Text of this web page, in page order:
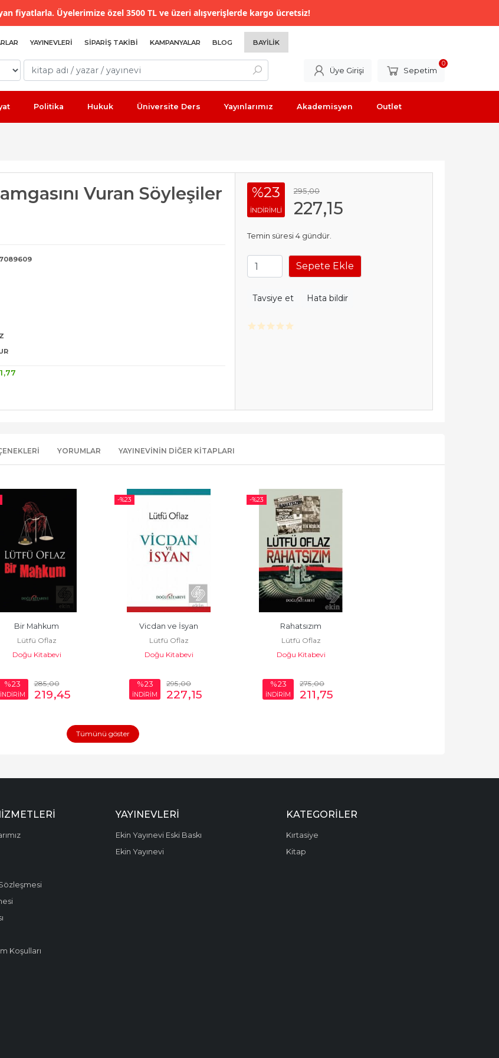
fiyatlarla. Üyelerimize özel 3500 TL ve üzeri alışverişlerde kargo ücretsiz!
YAYINEVLERI SIPARIŞ TAKIBI KAMPANYALAR BLOG BAYILIK
Üye Girişi Sepetim
0
Politika Hukuk Üniversite Ders Yayınlarımız Akademisyen Outlet
Vuran Söyleşiler
,77
%23
INDIRIMLI
295,00
227,15
Temin süresi 4 gündür.
Sepete Ekle
Tavsiye et Hata bildir
YORUMLAR YAYINEVININ DIĞER KITAPLARI
Bir Mahkum
Lütfü Oflaz
Doğu Kitabevi
%23
İNDİRİM
285,00
219,45
-%23
Vicdan ve İsyan
Lütfü Oflaz
Doğu Kitabevi
%23
İNDİRİM
295,00
227,15
-%23
Rahatsızım
Lütfü Oflaz
Doğu Kitabevi
%23
İNDİRİM
275,00
211,75
Tümünü göster
Koşulları
YAYINEVLERI
Ekin Yayınevi Eski Baskı
Ekin Yayınevi
KATEGORILER
Kırtasiye
Kitap